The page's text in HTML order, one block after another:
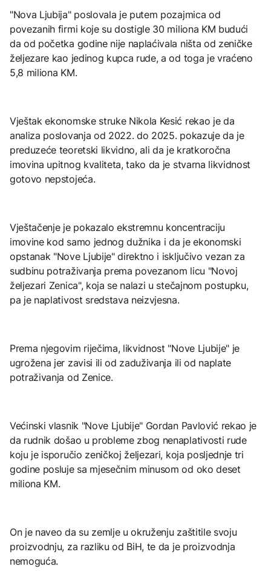
"Nova Ljubija" poslovala je putem pozajmica od
povezanih firmi koje su dostigle 30 miliona KM budući
da od početka godine nije naplaćivala ništa od zeničke
željezare kao jedinog kupca rude, a od toga je vraćeno
5,8 miliona KM.
Vještak ekonomske struke Nikola Kesić rekao je da
analiza poslovanja od 2022. do 2025. pokazuje da je
preduzeće teoretski likvidno, ali da je kratkoročna
imovina upitnog kvaliteta, tako da je stvarna likvidnost
gotovo nepstojeća.
Vještačenje je pokazalo ekstremnu koncentraciju
imovine kod samo jednog dužnika i da je ekonomski
opstanak "Nove Ljubije" direktno i isključivo vezan za
sudbinu potraživanja prema povezanom licu "Novoj
željezari Zenica", koja se nalazi u stečajnom postupku,
pa je naplativost sredstava neizvjesna.
Prema njegovim riječima, likvidnost "Nove Ljubije" je
ugrožena jer zavisi ili od zaduživanja ili od naplate
potraživanja od Zenice.
Većinski vlasnik "Nove Ljubije" Gordan Pavlović rekao je
da rudnik došao u probleme zbog nenaplativosti rude
koju je isporučio zeničkoj željezari, koja posljednje tri
godine posluje sa mjesečnim minusom od oko deset
miliona KM.
On je naveo da su zemlje u okruženju zaštitile svoju
proizvodnju, za razliku od BiH, te da je proizvodnja
nemoguća.